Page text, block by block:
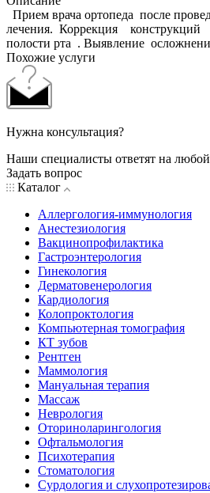
Прием врача ортопеда после
лечения. Коррекция конструкций
полости рта . Выявление
Похожие услуги
Нужна консультация?
Наши специалисты ответят на
Задать вопрос
Каталог
Аллергология-иммунология
Анестезиология
Вакцинопрофилактика
Гастроэнтерология
Гинекология
Дерматовенерология
Кардиология
Колопроктология
Компьютерная томография
КТ зубов
Рентген
Маммология
Мануальная терапия
Массаж
Неврология
Оториноларингология
Офтальмология
Психотерапия
Стоматология
Сурдология и